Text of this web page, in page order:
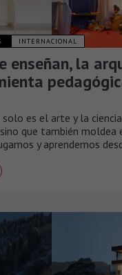
INTERNACIONAL
enseñan, la
es el arte y la
que también moldea
y aprendemos